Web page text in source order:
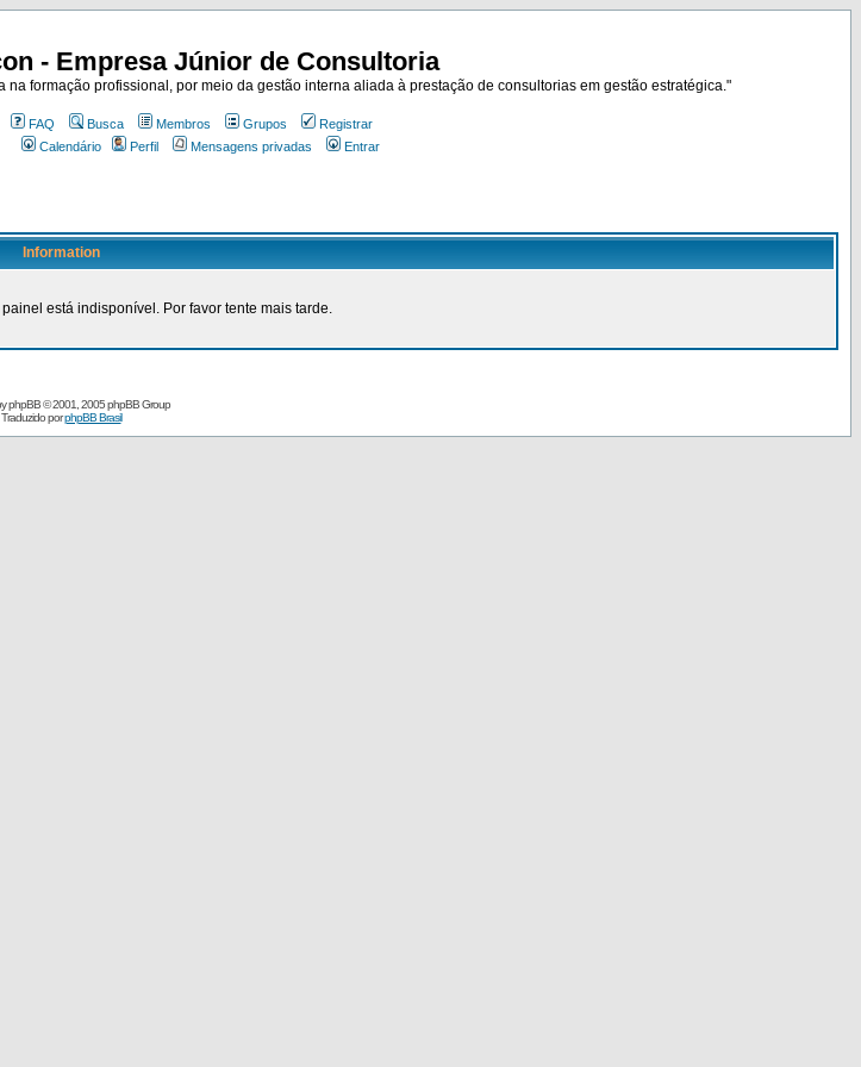
- Empresa Júnior de Consultoria
formação profissional, por meio da gestão interna aliada à prestação de consultorias em gestão estratégica."
FAQ Busca Membros Grupos
Registrar
Calendário
Perfil Mensagens privadas Entrar
Information
está indisponível. Por favor tente mais tarde.
phpBB© 2001, 2005 phpBB Group
Traduzido porphpBB Brasil